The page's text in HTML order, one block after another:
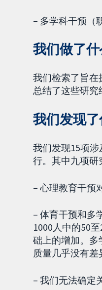
– 多学科干预（
我们做了什
我们检索了旨
总结了这些研究
我们发现了
我们发现15项
行。其中九项研
– 心理教育干预
– 体育干预和多
1000人中的50
础上的增加。多
质量几乎没有差
– 我们无法确定